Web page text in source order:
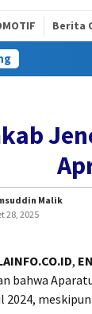
Berita
Malik
28, 2025
,
bahwa
2024,